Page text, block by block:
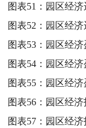
图表51： 园区经
图表52： 园区经
图表53： 园区经
图表54： 园区经
图表55： 园区经
图表56： 园区经
图表57： 园区经